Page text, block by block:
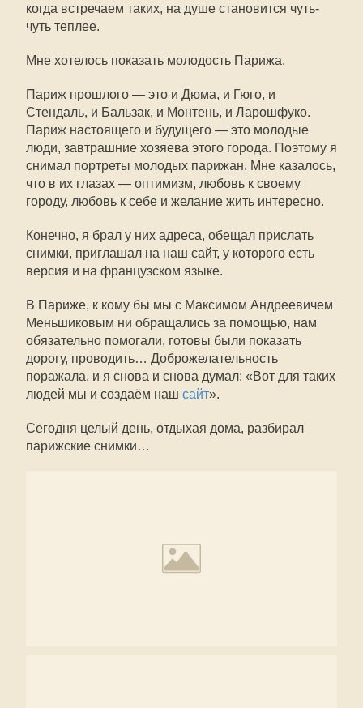
когда встречаем таких, на душе становится чуть-
чуть теплее.
Мне хотелось показать молодость Парижа.
Париж прошлого — это и Дюма, и Гюго, и
Стендаль, и Бальзак, и Монтень, и Ларошфуко.
Париж настоящего и будущего — это молодые
люди, завтрашние хозяева этого города. Поэтому я
снимал портреты молодых парижан. Мне казалось,
что в их глазах — оптимизм, любовь к своему
городу, любовь к себе и желание жить интересно.
Конечно, я брал у них адреса, обещал прислать
снимки, приглашал на наш сайт, у которого есть
версия и на французском языке.
В Париже, к кому бы мы с Максимом Андреевичем
Меньшиковым ни обращались за помощью, нам
обязательно помогали, готовы были показать
дорогу, проводить… Доброжелательность
поражала, и я снова и снова думал: «Вот для таких
людей мы и создаём наш сайт».
Сегодня целый день, отдыхая дома, разбирал
парижские снимки…